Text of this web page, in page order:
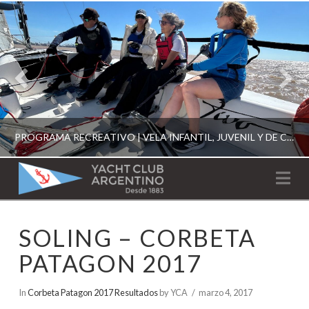
PROGRAMA RECREATIVO | VELA INFANTIL, JUVENIL Y DE CRUCERO 2026
ESCUELA RECREATIVA 2026
YACHT
CLUB
ARGENTINO
SOLING – CORBETA
PATAGON 2017
InCorbeta Patagon 2017 Resultadosby YCA marzo 4, 2017